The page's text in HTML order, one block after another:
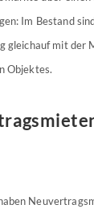
Im Bestand
gleichauf mit der
Objektes.